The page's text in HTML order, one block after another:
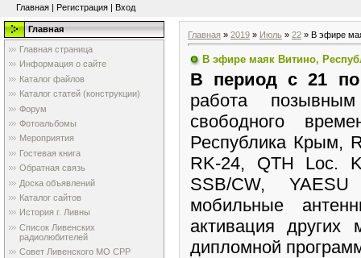
Главная | Регистрация | Вход
Главная
Главная страница
Информация о сайте
Каталог файлов
Каталог статей (конструкции)
Форум
Фотоальбомы
Мероприятия
Гостевая книга
Обратная связь
Доска объявлений
Каталог сайтов
История г. Ливны
Список Ливенских
радиолюбителей
Совет Ливенского МО СРР
Главная » 2019 » Июль » 22 » В эфире
В эфире маяк Витино,
В период с 21
работа
свободного
Республика Крым,
RK-24, QTH Loc.
SSB/CW,
мобильные
активация
дипломной